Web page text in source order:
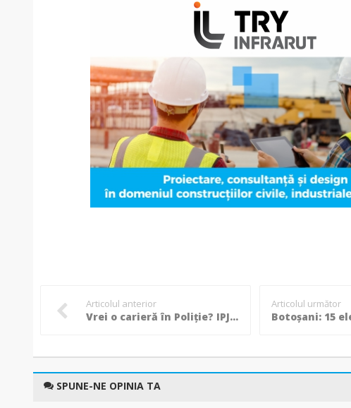
Articolul anterior
Vrei o carieră în Poliție? IPJ Botoșani face recrutări pentru școlile de agenți de poliție!
Articolul următor
SPUNE-NE OPINIA TA